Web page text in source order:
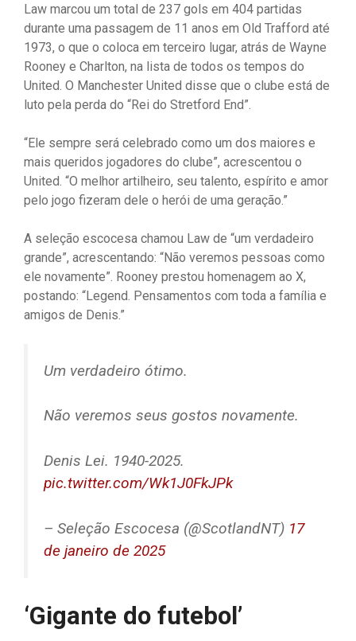
Law marcou um total de 237 gols em 404 partidas
durante uma passagem de 11 anos em Old Trafford até
1973, o que o coloca em terceiro lugar, atrás de Wayne
Rooney e Charlton, na lista de todos os tempos do
United. O Manchester United disse que o clube está de
luto pela perda do “Rei do Stretford End”.
“Ele sempre será celebrado como um dos maiores e
mais queridos jogadores do clube”, acrescentou o
United. “O melhor artilheiro, seu talento, espírito e amor
pelo jogo fizeram dele o herói de uma geração.”
A seleção escocesa chamou Law de “um verdadeiro
grande”, acrescentando: “Não veremos pessoas como
ele novamente”. Rooney prestou homenagem ao X,
postando: “Legend. Pensamentos com toda a família e
amigos de Denis.”
Um verdadeiro ótimo.
Não veremos seus gostos novamente.
Denis Lei. 1940-2025.
pic.twitter.com/Wk1J0FkJPk
– Seleção Escocesa (@ScotlandNT) 17
de janeiro de 2025
‘Gigante do futebol’